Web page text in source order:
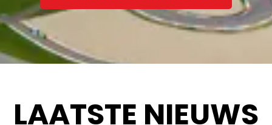
LAATSTE NIEUWS